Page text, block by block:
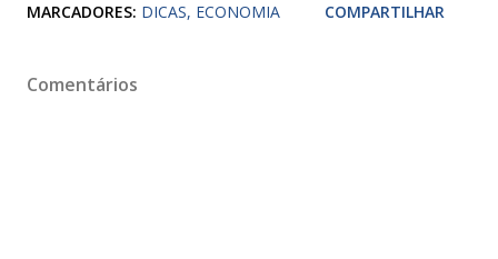
MARCADORES: DICAS ECONOMIA COMPARTILHAR
Comentários